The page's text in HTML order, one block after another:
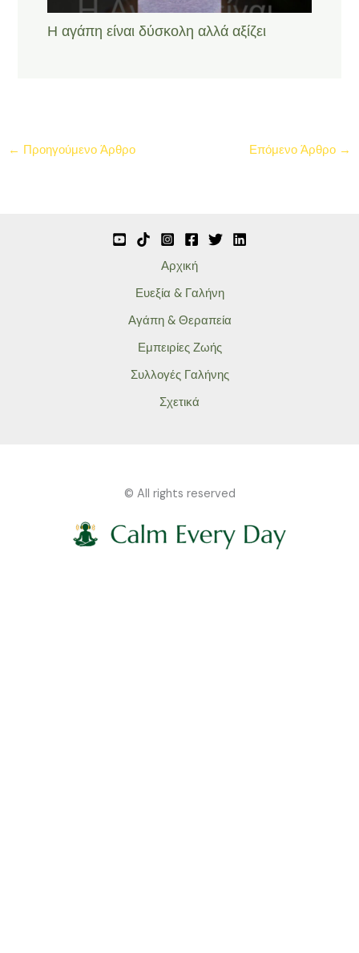
Η αγάπη είναι δύσκολη αλλά αξίζει
← Προηγούμενο Άρθρο Επόμενο Άρθρο →
Αρχική
Ευεξία & Γαλήνη
Αγάπη & Θεραπεία
Εμπειρίες Ζωής
Συλλογές Γαλήνης
Σχετικά
© All rights reserved